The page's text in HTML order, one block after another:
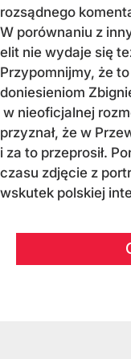
rozsądnego
W porównaniu z
elit nie wydaje się
Przypomnijmy, że
doniesieniom
w nieoficjalnej
przyznał, że w
i za to przeprosił.
czasu zdjęcie z
wskutek polskiej